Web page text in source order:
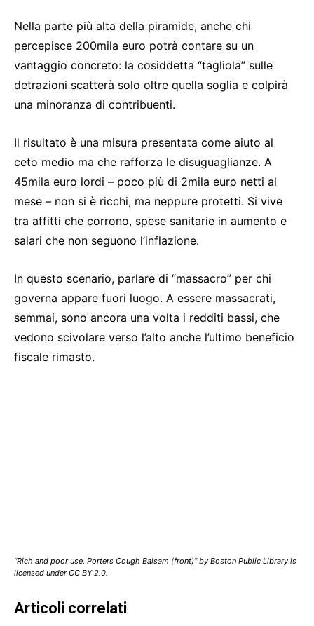
Nella parte più alta della piramide, anche chi
percepisce 200mila euro potrà contare su un
vantaggio concreto: la cosiddetta “tagliola” sulle
detrazioni scatterà solo oltre quella soglia e colpirà
una minoranza di contribuenti.
Il risultato è una misura presentata come aiuto al
ceto medio ma che rafforza le disuguaglianze. A
45mila euro lordi – poco più di 2mila euro netti al
mese – non si è ricchi, ma neppure protetti. Si vive
tra affitti che corrono, spese sanitarie in aumento e
salari che non seguono l’inflazione.
In questo scenario, parlare di “massacro” per chi
governa appare fuori luogo. A essere massacrati,
semmai, sono ancora una volta i redditi bassi, che
vedono scivolare verso l’alto anche l’ultimo beneficio
fiscale rimasto.
“Rich and poor use. Porters Cough Balsam (front)” by Boston Public Library is
licensed under CC BY 2.0.
Articoli correlati